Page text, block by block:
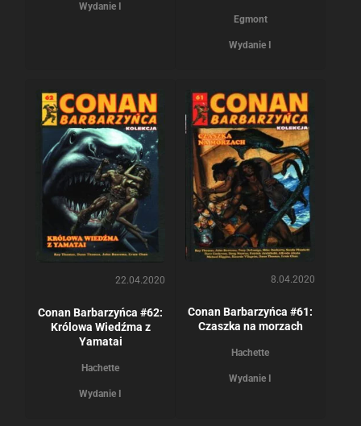
Wydanie I
Egmont
Wydanie I
22.04.2020
Conan Barbarzyńca #62:
Królowa Wiedźma z
Yamatai
Hachette
Wydanie I
8.04.2020
Conan Barbarzyńca #61:
Czaszka na morzach
Hachette
Wydanie I